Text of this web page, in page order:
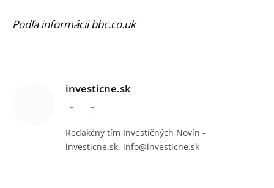
Podľa informácii bbc.co.uk
investicne.sk
Facebook
Redakčný tím Investičných Novín -
investicne.sk. info@investicne.sk